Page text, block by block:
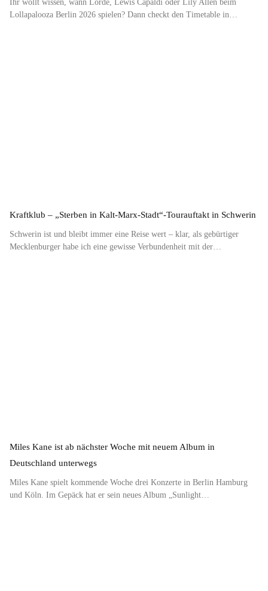
Ihr wollt wissen, wann Lorde, Lewis Capaldi oder Lily Allen beim
Lollapalooza Berlin 2026 spielen? Dann checkt den Timetable in…
Kraftklub – „Sterben in Kalt-Marx-Stadt“-Tourauftakt in Schwerin
Schwerin ist und bleibt immer eine Reise wert – klar, als gebürtiger
Mecklenburger habe ich eine gewisse Verbundenheit mit der…
Miles Kane ist ab nächster Woche mit neuem Album in
Deutschland unterwegs
Miles Kane spielt kommende Woche drei Konzerte in Berlin Hamburg
und Köln. Im Gepäck hat er sein neues Album „Sunlight…